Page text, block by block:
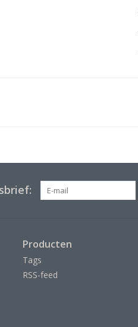
Producten
Tags
RSS-feed